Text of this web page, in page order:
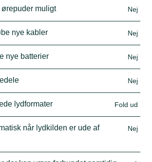
muligt Nej
nye kabler Nej
nye batterier Nej
Nej
lydformater Fold ud
når lydkilden er ude af
Nej